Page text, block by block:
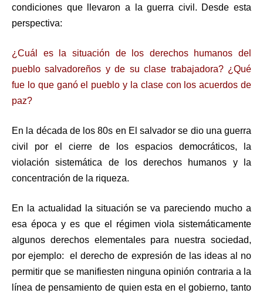
condiciones que llevaron a la guerra civil. Desde esta
perspectiva:
¿Cuál es la situación de los derechos humanos del
pueblo salvadoreños y de su clase trabajadora? ¿Qué
fue lo que ganó el pueblo y la clase con los acuerdos de
paz?
En la década de los 80s en El salvador se dio una guerra
civil por el cierre de los espacios democráticos, la
violación sistemática de los derechos humanos y la
concentración de la riqueza.
En la actualidad la situación se va pareciendo mucho a
esa época y es que el régimen viola sistemáticamente
algunos derechos elementales para nuestra sociedad,
por ejemplo: el derecho de expresión de las ideas al no
permitir que se manifiesten ninguna opinión contraria a la
línea de pensamiento de quien esta en el gobierno, tanto